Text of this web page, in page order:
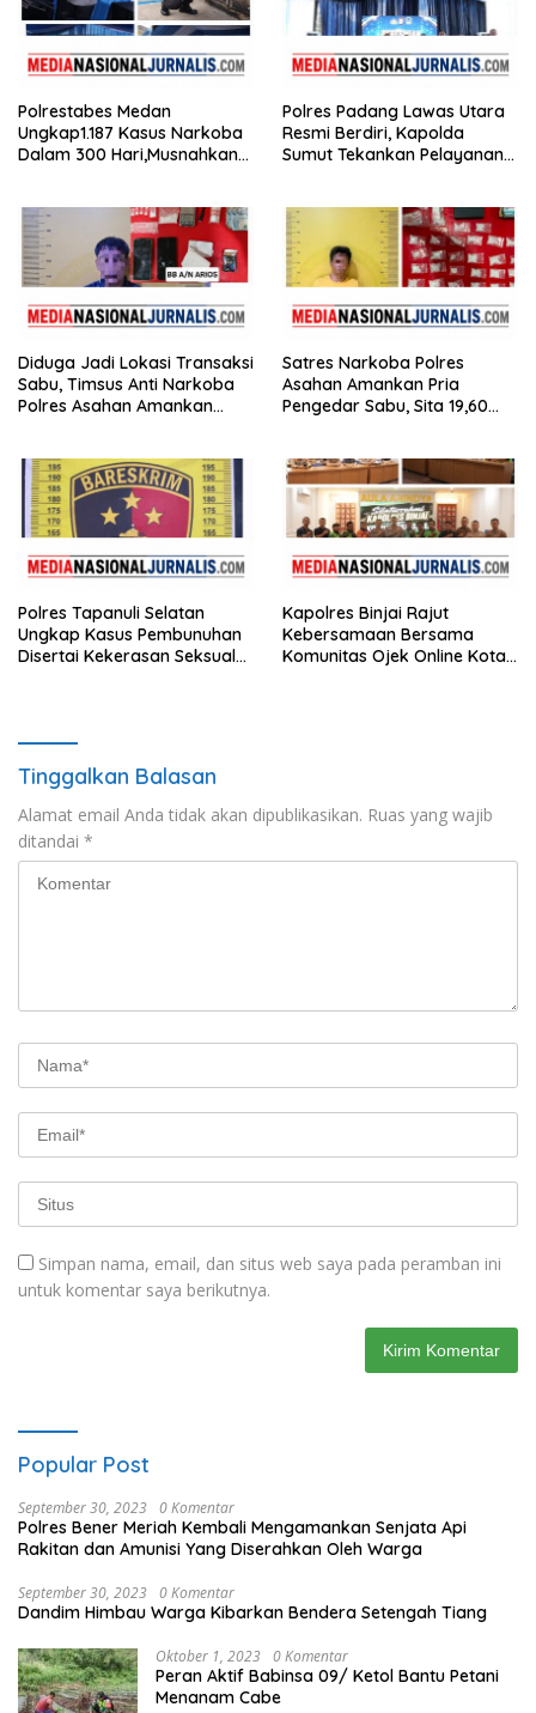
Polrestabes Medan
Ungkap1.187 Kasus Narkoba
Dalam 300 Hari,Musnahkan
Polres Padang Lawas Utara
Resmi Berdiri, Kapolda
Sumut Tekankan Pelayanan
Diduga Jadi Lokasi Transaksi
Sabu, Timsus Anti Narkoba
Polres Asahan Amankan
Satres Narkoba Polres
Asahan Amankan Pria
Pengedar Sabu, Sita 19,60
Polres Tapanuli Selatan
Ungkap Kasus Pembunuhan
Disertai Kekerasan Seksual
Kapolres Binjai Rajut
Kebersamaan Bersama
Komunitas Ojek Online Kota
Tinggalkan Balasan
Alamat email Anda tidak akan dipublikasikan. Ruas yang wajib
ditandai *
Simpan nama, email, dan situs web saya pada peramban ini
untuk komentar saya berikutnya.
Popular Post
September 30, 2023 0 Komentar
Polres Bener Meriah Kembali Mengamankan Senjata Api
Rakitan dan Amunisi Yang Diserahkan Oleh Warga
September 30, 2023 0 Komentar
Dandim Himbau Warga Kibarkan Bendera Setengah Tiang
Oktober 1, 2023 0 Komentar
Peran Aktif Babinsa 09/ Ketol Bantu Petani
Menanam Cabe